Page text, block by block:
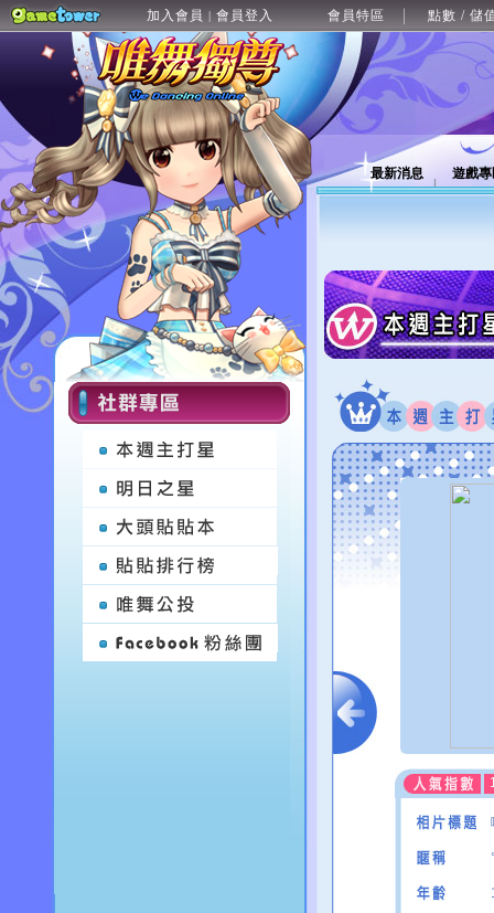
加入會員 | 會員登入 會員特區 點數 / 儲
最新消息 遊戲